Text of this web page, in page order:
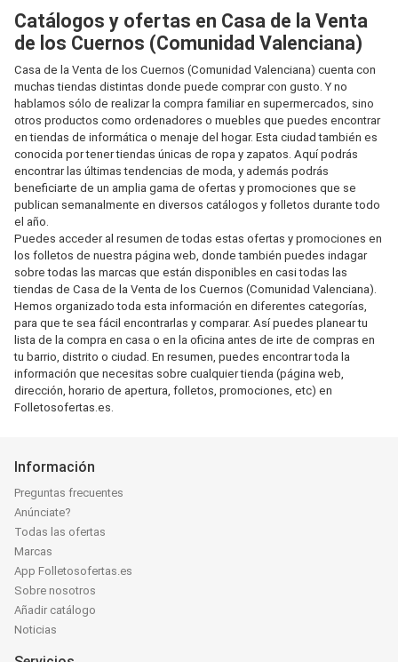
Catálogos y ofertas en Casa de la Venta
de los Cuernos (Comunidad Valenciana)
Casa de la Venta de los Cuernos (Comunidad Valenciana) cuenta con
muchas tiendas distintas donde puede comprar con gusto. Y no
hablamos sólo de realizar la compra familiar en supermercados, sino
otros productos como ordenadores o muebles que puedes encontrar
en tiendas de informática o menaje del hogar. Esta ciudad también es
conocida por tener tiendas únicas de ropa y zapatos. Aquí podrás
encontrar las últimas tendencias de moda, y además podrás
beneficiarte de un amplia gama de ofertas y promociones que se
publican semanalmente en diversos catálogos y folletos durante todo
el año.
Puedes acceder al resumen de todas estas ofertas y promociones en
los folletos de nuestra página web, donde también puedes indagar
sobre todas las marcas que están disponibles en casi todas las
tiendas de Casa de la Venta de los Cuernos (Comunidad Valenciana).
Hemos organizado toda esta información en diferentes categorías,
para que te sea fácil encontrarlas y comparar. Así puedes planear tu
lista de la compra en casa o en la oficina antes de irte de compras en
tu barrio, distrito o ciudad. En resumen, puedes encontrar toda la
información que necesitas sobre cualquier tienda (página web,
dirección, horario de apertura, folletos, promociones, etc) en
Folletosofertas.es.
Información
Preguntas frecuentes
Anúnciate?
Todas las ofertas
Marcas
App Folletosofertas.es
Sobre nosotros
Añadir catálogo
Noticias